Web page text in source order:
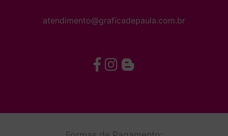
atendimento@graficadepaula.com.br